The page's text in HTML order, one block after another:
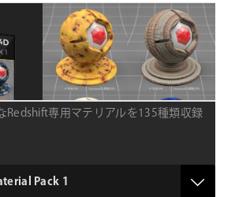
Redshift専用マテリアルを135種類収録